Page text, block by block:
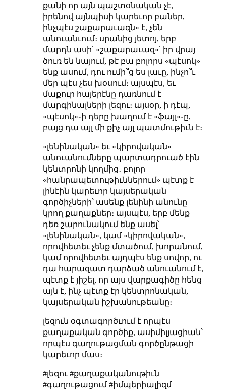
քանի որ այն պաշտօնական չէ,
իրենով այնպիսի կարեւոր բաներ,
ինչպէս շաքարաւազն» է, չեն
անուանւում։ սրանից յետոյ, երբ
մարդն ասի՝ «շաքարաւազ»՝ իր վրայ
ծուռ են նայում, թէ բա բոլորս «պէսոկ»
ենք ասում, դու ումի՞ց ես լաւը, ինչո՞ւ
մեր պէս չես խօսում։ այսպէս, եւ
մաքուր հայերէնը դառնում է
մարգինալների լեզու։ այսօր, ի դէպ,
«պէսոկ»֊ի դերը խաղում է «ֆայլ»֊ը,
բայց դա այլ մի քիչ այլ պատմութիւն է։
«լենինական» եւ «կիրովական»
անուանումները պարտադրուած էին
կենտրոնի կողմից․ բոլոր
«հանրապետութիւններում» պէտք է
լինէին կարեւոր կայսերական
գործիչների՝ ասենք լենինի անունը
կրող քաղաքներ։ այսպէս, երբ մենք
դեռ շարունակում ենք ասել՝
«լենինական», կամ «կիրովական»,
որովհետեւ չենք մտածում, խորանում,
կամ որովհետեւ այդպէս ենք սովոր, ու
դա հարազատ դարձած անուանում է,
պէտք է յիշել, որ այս վարքագիծը հենց
այն է, ինչ պէտք էր կենտրոնական,
կայսերական իշխանութեանը։
լեզուն օգտագործւում է որպէս
քաղաքական գործիք, ասիմիլյացիան՝
որպէս գաղութացման գործընթացի
կարեւոր մաս։
#լեզու #քաղաքականութիւն
#գաղութացում #իմպերիալիզմ